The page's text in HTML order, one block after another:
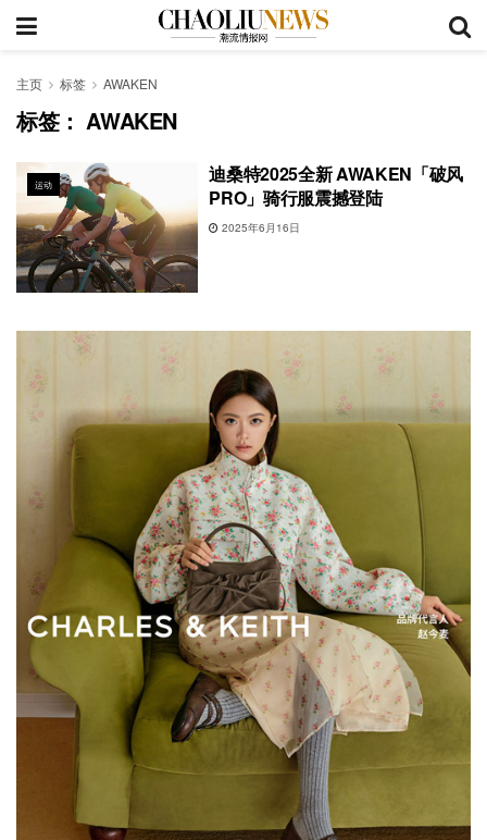
主页 标签 AWAKEN
标签：AWAKEN
运动
迪桑特2025全新 AWAKEN「破风
PRO」骑行服震撼登陆
2025年6月16日